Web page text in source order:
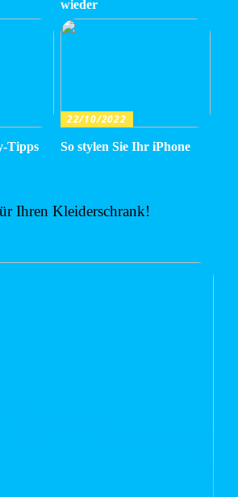
wieder
Tipps
22/10/2022
So stylen Sie Ihr iPhone
Ihren Kleiderschrank!